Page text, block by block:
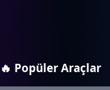
🔥 Popüler Araçlar